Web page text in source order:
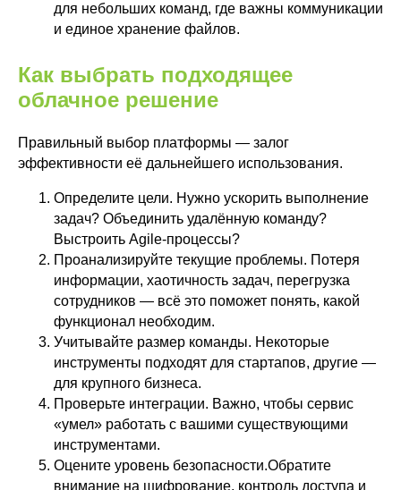
для небольших команд, где важны коммуникации
и единое хранение файлов.
Как выбрать подходящее
облачное решение
Правильный выбор платформы — залог
эффективности её дальнейшего использования.
Определите цели. Нужно ускорить выполнение
задач? Объединить удалённую команду?
Выстроить Agile-процессы?
Проанализируйте текущие проблемы. Потеря
информации, хаотичность задач, перегрузка
сотрудников — всё это поможет понять, какой
функционал необходим.
Учитывайте размер команды. Некоторые
инструменты подходят для стартапов, другие —
для крупного бизнеса.
Проверьте интеграции. Важно, чтобы сервис
«умел» работать с вашими существующими
инструментами.
Оцените уровень безопасности.Обратите
внимание на шифрование, контроль доступа и
Бизнес
аналитика
IT-обслуживание бизнеса
Microsoft 365